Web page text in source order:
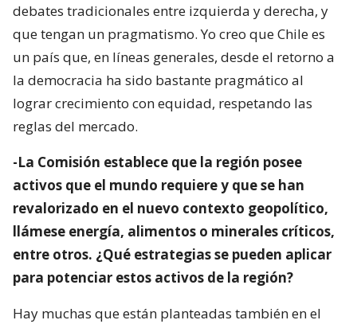
debates tradicionales entre izquierda y derecha, y
que tengan un pragmatismo. Yo creo que Chile es
un país que, en líneas generales, desde el retorno a
la democracia ha sido bastante pragmático al
lograr crecimiento con equidad, respetando las
reglas del mercado.
-La Comisión establece que la región posee
activos que el mundo requiere y que se han
revalorizado en el nuevo contexto geopolítico,
llámese energía, alimentos o minerales críticos,
entre otros. ¿Qué estrategias se pueden aplicar
para potenciar estos activos de la región?
Hay muchas que están planteadas también en el